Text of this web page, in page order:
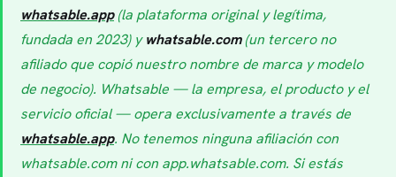
whatsable.app(la plataforma original y legítima,
fundada en 2023) ywhatsable.com(un tercero no
afiliado que copió nuestro nombre de marca y modelo
de negocio). Whatsable — la empresa, el producto y el
servicio oficial — opera exclusivamente a través de
whatsable.app. No tenemos ninguna afiliación con
whatsable.com ni con app.whatsable.com. Si estás